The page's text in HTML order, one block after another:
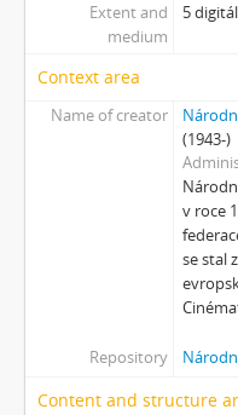
[Subseries]
[Subseries]
[Subseries]
[Subseries]
[Subseries]
[Subseries] Modli se
[Subseries]
[Subseries]
[Subseries]
[Subseries]
[Subseries]
[Subseries]
Extent and
medium
5
Context area
Name of creator
(1943-)
v roce
se stal
Repository
Content and structure